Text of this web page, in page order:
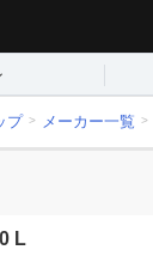
プ メーカー一覧
L